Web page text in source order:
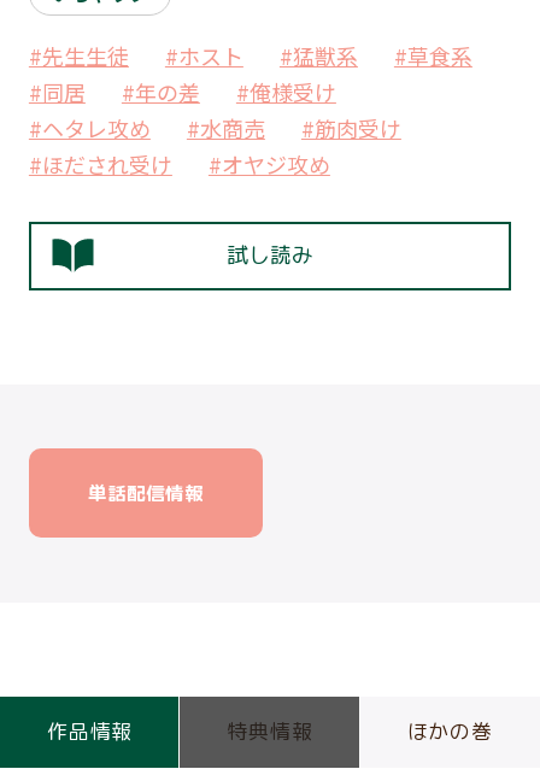
#先生生徒 #ホスト #猛獣系
#草食系
#同居
#年の差
#俺様受け
#ヘタレ攻め
#水商売
#筋肉受け
#ほだされ受け
#オヤジ攻め
試し読み
単話配信情報
作品情報 特典情報 ほかの巻